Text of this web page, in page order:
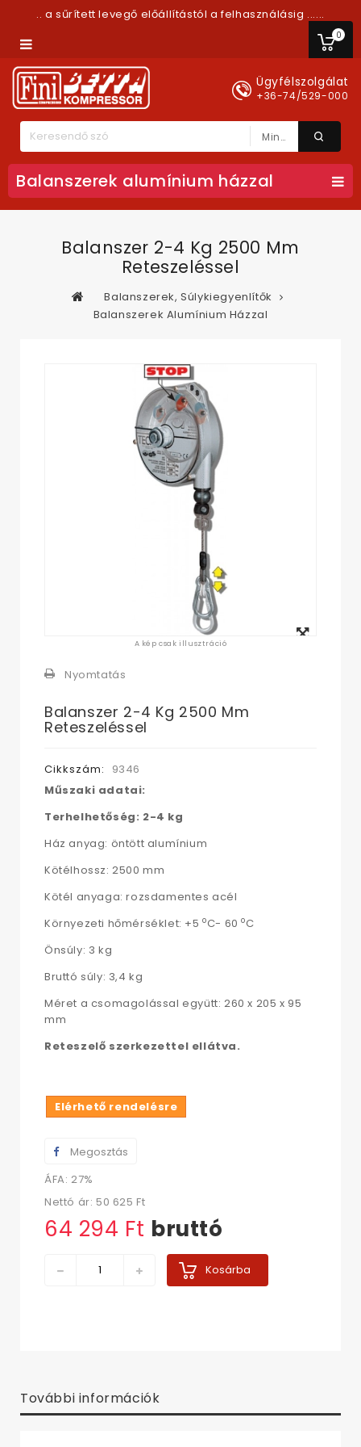
.. a sűrített levegő előállítástól a felhasználásig ......
0
Ügyfélszolgálat
+36-74/529-000
Minden Kategória
Balanszerek alumínium házzal
Balanszer 2-4 Kg 2500 Mm
Reteszeléssel
Balanszerek, Súlykiegyenlítők
Balanszerek Alumínium Házzal
A kép csak illusztráció
Nyomtatás
Balanszer 2-4 Kg 2500 Mm
Reteszeléssel
Cikkszám:
9346
Műszaki adatai:
Terhelhetőség: 2-4 kg
Ház anyag: öntött alumínium
Kötélhossz: 2500 mm
Kötél anyaga: rozsdamentes acél
Környezeti hőmérséklet: +5oC- 60 oC
Önsúly: 3 kg
Bruttó súly: 3,4 kg
Méret a csomagolással együtt: 260 x 205 x 95
mm
Reteszelő szerkezettel ellátva.
Elérhető rendelésre
Megosztás
ÁFA: 27%
Nettó ár: 50 625 Ft‎
64 294 Ft‎ bruttó
Kosárba
További információk